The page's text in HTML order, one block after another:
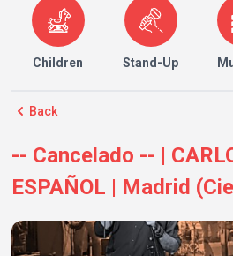
Children Stand-Up
Back
-- Cancelado -- |
ESPAÑOL | Madrid